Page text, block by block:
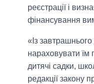
реєстрації і
фінансування
«Із
нараховувати їм
дитячі садки,
редакції закону